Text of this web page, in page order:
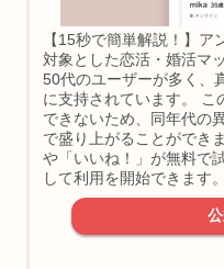
【15秒で簡単解説！】
対象とした恋活・婚活マ
50代のユーザーが多く、
に支持されています。 こ
できないため、同年代の
で盛り上がることができ
や「いいね！」が無料で
して利用を開始できます。